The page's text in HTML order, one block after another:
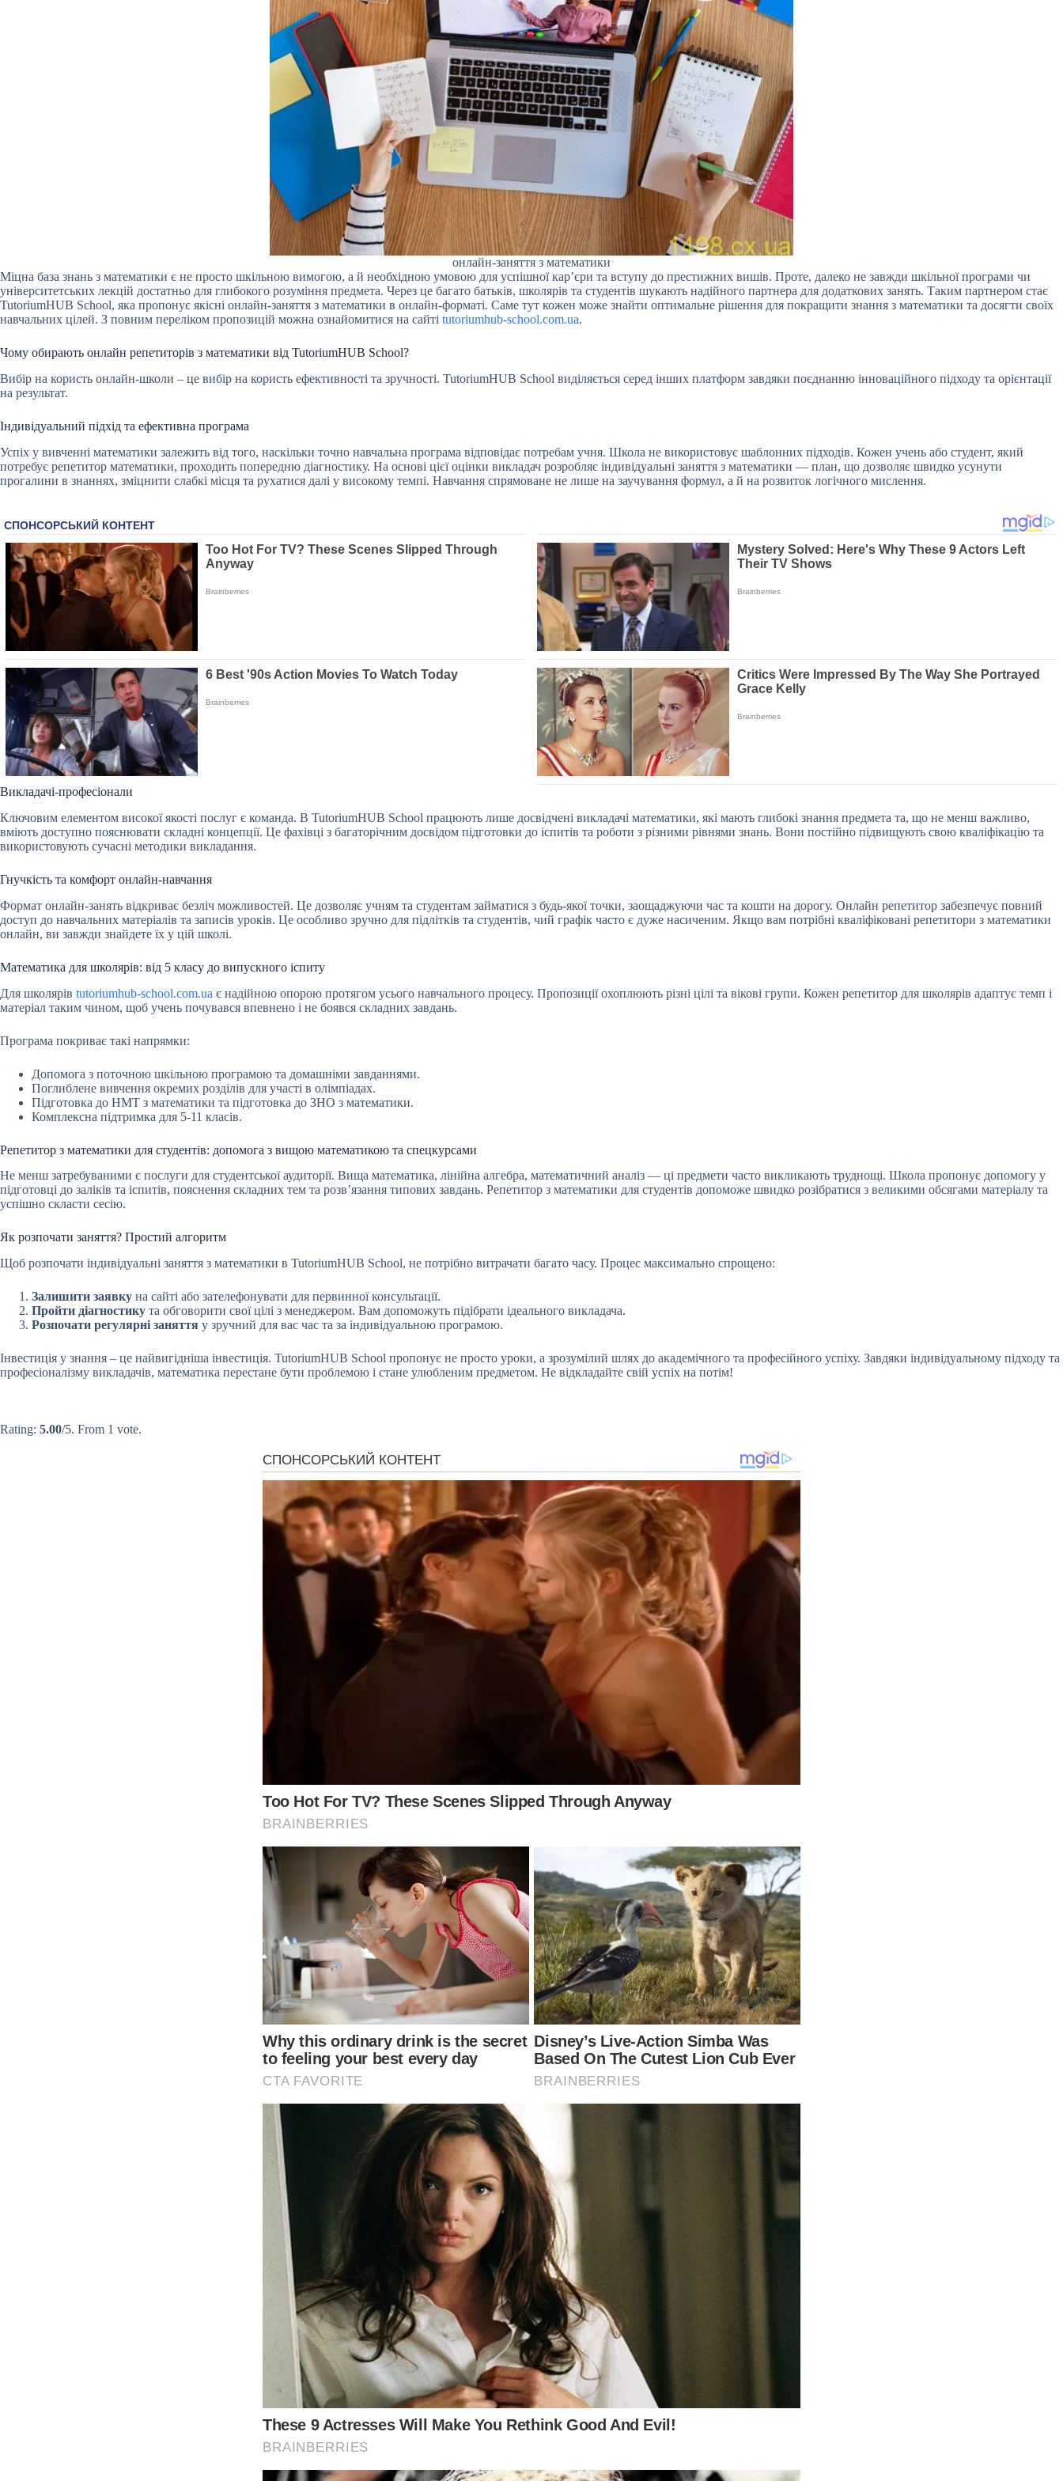
онлайн-заняття з математики
Міцна база знань з математики є не просто шкільною вимогою, а й необхідною умовою для успішної кар’єри та вступу до престижних вишів. Проте, далеко не завжди шкільної програми чи
університетських лекцій достатньо для глибокого розуміння предмета. Через це багато батьків, школярів та студентів шукають надійного партнера для додаткових занять. Таким партнером стає
TutoriumHUB School, яка пропонує якісні онлайн-заняття з математики в онлайн-форматі. Саме тут кожен може знайти оптимальне рішення для покращити знання з математики та досягти своїх
навчальних цілей. З повним переліком пропозицій можна ознайомитися на сайті tutoriumhub-school.com.ua.
Чому обирають онлайн репетиторів з математики від TutoriumHUB School?
Вибір на користь онлайн-школи – це вибір на користь ефективності та зручності. TutoriumHUB School виділяється серед інших платформ завдяки поєднанню інноваційного підходу та орієнтації
на результат.
Індивідуальний підхід та ефективна програма
Успіх у вивченні математики залежить від того, наскільки точно навчальна програма відповідає потребам учня. Школа не використовує шаблонних підходів. Кожен учень або студент, який
потребує репетитор математики, проходить попередню діагностику. На основі цієї оцінки викладач розробляє індивідуальні заняття з математики — план, що дозволяє швидко усунути
прогалини в знаннях, зміцнити слабкі місця та рухатися далі у високому темпі. Навчання спрямоване не лише на заучування формул, а й на розвиток логічного мислення.
Викладачі-професіонали
Ключовим елементом високої якості послуг є команда. В TutoriumHUB School працюють лише досвідчені викладачі математики, які мають глибокі знання предмета та, що не менш важливо,
вміють доступно пояснювати складні концепції. Це фахівці з багаторічним досвідом підготовки до іспитів та роботи з різними рівнями знань. Вони постійно підвищують свою кваліфікацію та
використовують сучасні методики викладання.
Гнучкість та комфорт онлайн-навчання
Формат онлайн-занять відкриває безліч можливостей. Це дозволяє учням та студентам займатися з будь-якої точки, заощаджуючи час та кошти на дорогу. Онлайн репетитор забезпечує повний
доступ до навчальних матеріалів та записів уроків. Це особливо зручно для підлітків та студентів, чий графік часто є дуже насиченим. Якщо вам потрібні кваліфіковані репетитори з математики
онлайн, ви завжди знайдете їх у цій школі.
Математика для школярів: від 5 класу до випускного іспиту
Для школярів tutoriumhub-school.com.ua є надійною опорою протягом усього навчального процесу. Пропозиції охоплюють різні цілі та вікові групи. Кожен репетитор для школярів адаптує темп і
матеріал таким чином, щоб учень почувався впевнено і не боявся складних завдань.
Програма покриває такі напрямки:
Допомога з поточною шкільною програмою та домашніми завданнями.
Поглиблене вивчення окремих розділів для участі в олімпіадах.
Підготовка до НМТ з математики та підготовка до ЗНО з математики.
Комплексна підтримка для 5-11 класів.
Репетитор з математики для студентів: допомога з вищою математикою та спецкурсами
Не менш затребуваними є послуги для студентської аудиторії. Вища математика, лінійна алгебра, математичний аналіз — ці предмети часто викликають труднощі. Школа пропонує допомогу у
підготовці до заліків та іспитів, пояснення складних тем та розв’язання типових завдань. Репетитор з математики для студентів допоможе швидко розібратися з великими обсягами матеріалу та
успішно скласти сесію.
Як розпочати заняття? Простий алгоритм
Щоб розпочати індивідуальні заняття з математики в TutoriumHUB School, не потрібно витрачати багато часу. Процес максимально спрощено:
Залишити заявку на сайті або зателефонувати для первинної консультації.
Пройти діагностику та обговорити свої цілі з менеджером. Вам допоможуть підібрати ідеального викладача.
Розпочати регулярні заняття у зручний для вас час та за індивідуальною програмою.
Інвестиція у знання – це найвигідніша інвестиція. TutoriumHUB School пропонує не просто уроки, а зрозумілий шлях до академічного та професійного успіху. Завдяки індивідуальному підходу та
професіоналізму викладачів, математика перестане бути проблемою і стане улюбленим предметом. Не відкладайте свій успіх на потім!
Rating: 5.00/5. From 1 vote.